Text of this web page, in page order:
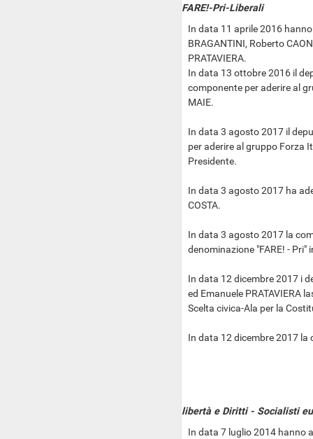
FARE!-Pri-Liberali
In data 11 aprile 2016
BRAGANTINI, Roberto
PRATAVIERA.
In data 13 ottobre 2016 il
componente per aderire al
MAIE.
In data 3 agosto 2017 il
per aderire al gruppo Forza
Presidente.
In data 3 agosto 2017 ha
COSTA.
In data 3 agosto 2017 la
denominazione "FARE! - Pri"
In data 12 dicembre 2017 i
ed Emanuele PRATAVIERA
Scelta civica-Ala per la
In data 12 dicembre 2017 la
libertà e Diritti - Socialisti
In data 7 luglio 2014 hanno